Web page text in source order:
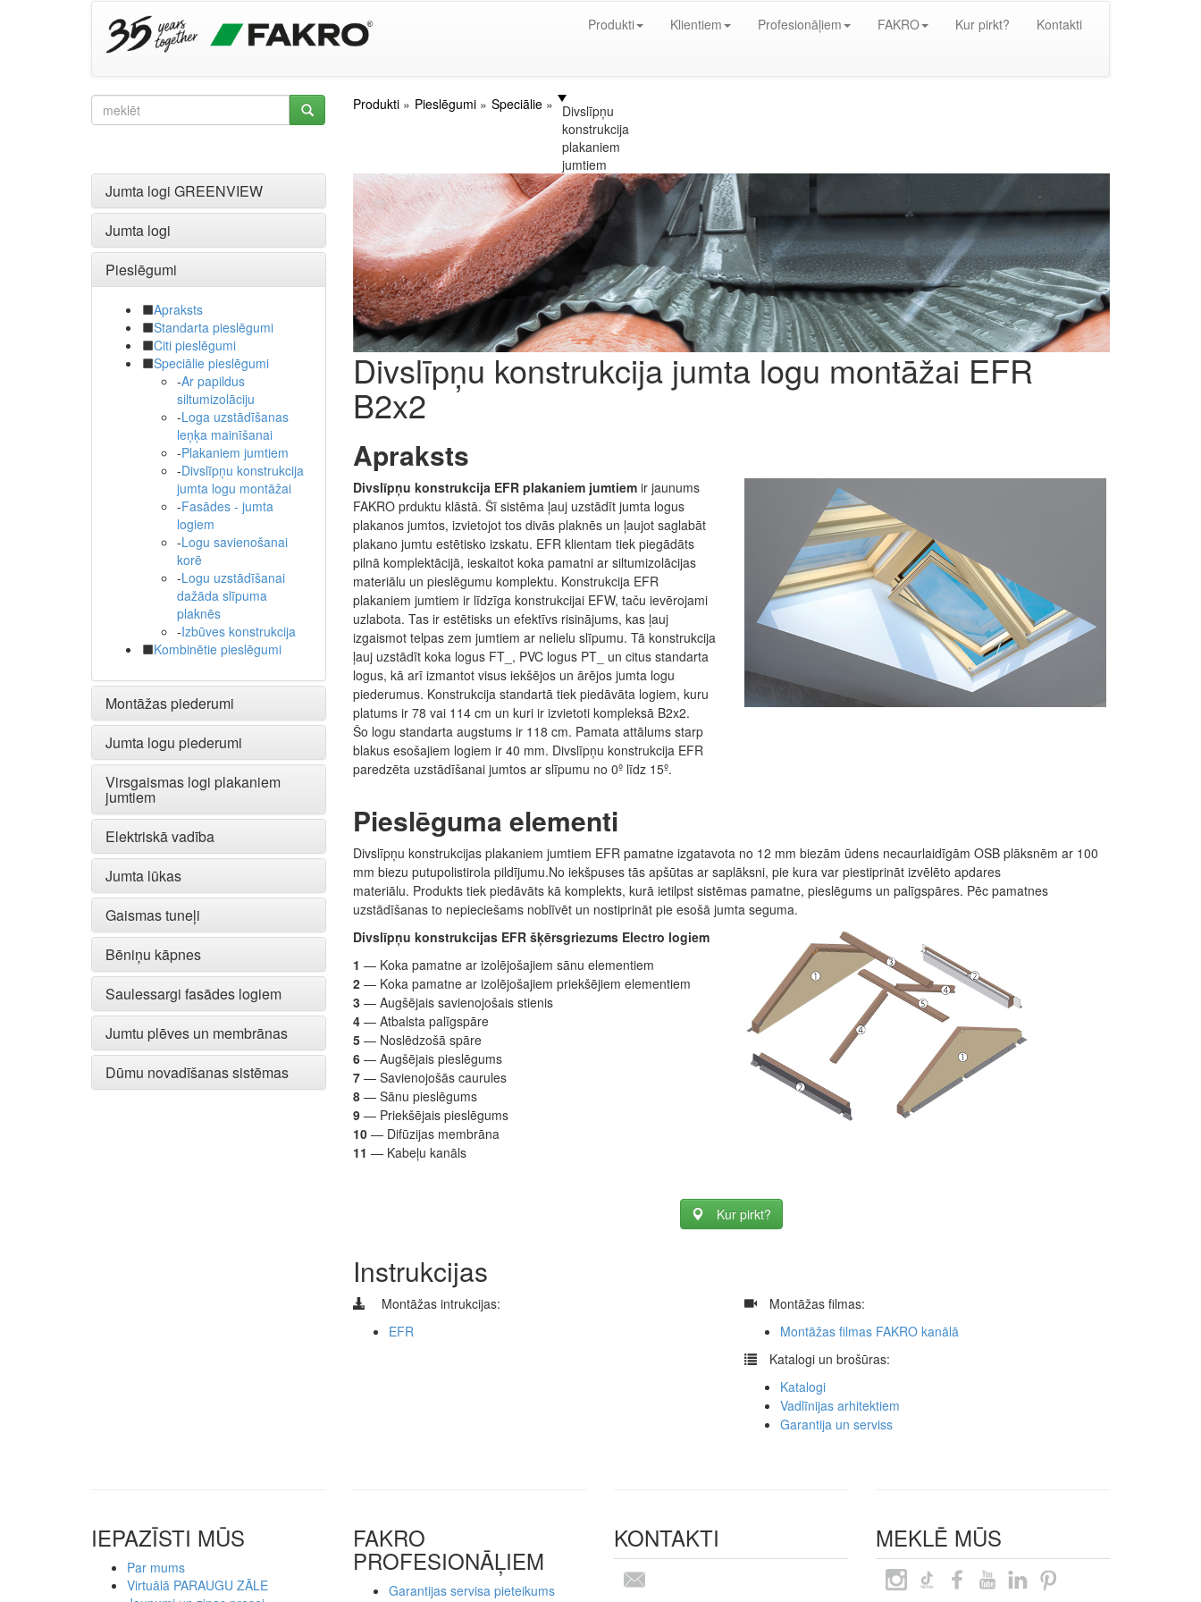
Produkti Klientiem Profesionāļiem FAKRO Kur pirkt? Kontakti
Produkti Pieslēgumi Speciālie
Divslīpņu
konstrukcija
plakaniem
jumtiem
Jumta logi GREENVIEW
Jumta logi
Pieslēgumi
Apraksts
Standarta pieslēgumi
Citi pieslēgumi
Speciālie pieslēgumi
-Ar papildus
siltumizolāciju
-Loga uzstādīšanas
leņķa mainīšanai
-Plakaniem jumtiem
-Divslīpņu konstrukcija
jumta logu montāžai
-Fasādes - jumta
logiem
-Logu savienošanai
korē
-Logu uzstādīšanai
dažāda slīpuma
plaknēs
-Izbūves konstrukcija
Kombinētie pieslēgumi
Montāžas piederumi
Jumta logu piederumi
Virsgaismas logi plakaniem
jumtiem
Elektriskā vadība
Jumta lūkas
Gaismas tuneļi
Bēniņu kāpnes
Saulessargi fasādes logiem
Jumtu plēves un membrānas
Dūmu novadīšanas sistēmas
Divslīpņu konstrukcija jumta logu montāžai EFR
B2x2
Apraksts
Divslīpņu konstrukcija EFR plakaniem jumtiemir jaunums
FAKRO prduktu klāstā. Šī sistēma ļauj uzstādīt jumta logus
plakanos jumtos, izvietojot tos divās plaknēs un ļaujot saglabāt
plakano jumtu estētisko izskatu. EFR klientam tiek piegādāts
pilnā komplektācijā, ieskaitot koka pamatni ar siltumizolācijas
materiālu un pieslēgumu komplektu. Konstrukcija EFR
plakaniem jumtiem ir līdzīga konstrukcijai EFW, taču ievērojami
uzlabota. Tas ir estētisks un efektīvs risinājums, kas ļauj
izgaismot telpas zem jumtiem ar nelielu slīpumu. Tā konstrukcija
ļauj uzstādīt koka logus FT_, PVC logus PT_ un citus standarta
logus, kā arī izmantot visus iekšējos un ārējos jumta logu
piederumus. Konstrukcija standartā tiek piedāvāta logiem, kuru
platums ir 78 vai 114 cm un kuri ir izvietoti kompleksā B2x2.
Šo logu standarta augstums ir 118 cm. Pamata attālums starp
blakus esošajiem logiem ir 40 mm. Divslīpņu konstrukcija EFR
paredzēta uzstādīšanai jumtos ar slīpumu no 0º līdz 15º.
Pieslēguma elementi
Divslīpņu konstrukcijas plakaniem jumtiem EFR pamatne izgatavota no 12 mm biezām ūdens necaurlaidīgām OSB plāksnēm ar 100
mm biezu putupolistirola pildījumu.No iekšpuses tās apšūtas ar saplāksni, pie kura var piestiprināt izvēlēto apdares
materiālu. Produkts tiek piedāvāts kā komplekts, kurā ietilpst sistēmas pamatne, pieslēgums un palīgspāres. Pēc pamatnes
uzstādīšanas to nepieciešams noblīvēt un nostiprināt pie esošā jumta seguma.
Divslīpņu konstrukcijas EFR šķērsgriezums Electro logiem
1 — Koka pamatne ar izolējošajiem sānu elementiem
2— Koka pamatne ar izolējošajiem priekšējiem elementiem
3— Augšējais savienojošais stienis
4— Atbalsta palīgspāre
5— Noslēdzošā spāre
6— Augšējais pieslēgums
7 — Savienojošās caurules
8— Sānu pieslēgums
9— Priekšējais pieslēgums
10— Difūzijas membrāna
11 — Kabeļu kanāls
Kur pirkt?
Instrukcijas
Montāžas intrukcijas:
EFR
Montāžas filmas:
Montāžas filmas FAKRO kanālā
Katalogi un brošūras:
Katalogi
Vadlīnijas arhitektiem
Garantija un serviss
IEPAZĪSTI MŪS
Par mums
Virtuālā PARAUGU ZĀLE
FAKRO
PROFESIONĀĻIEM
Garantijas servisa pieteikums
KONTAKTI MEKLĒ MŪS